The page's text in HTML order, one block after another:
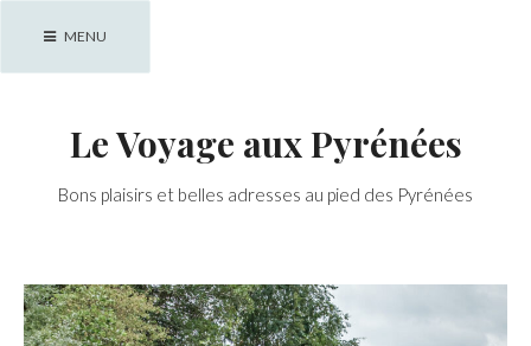
MENU
Le Voyage aux Pyrénées
Bons plaisirs et belles adresses au pied des Pyrénées